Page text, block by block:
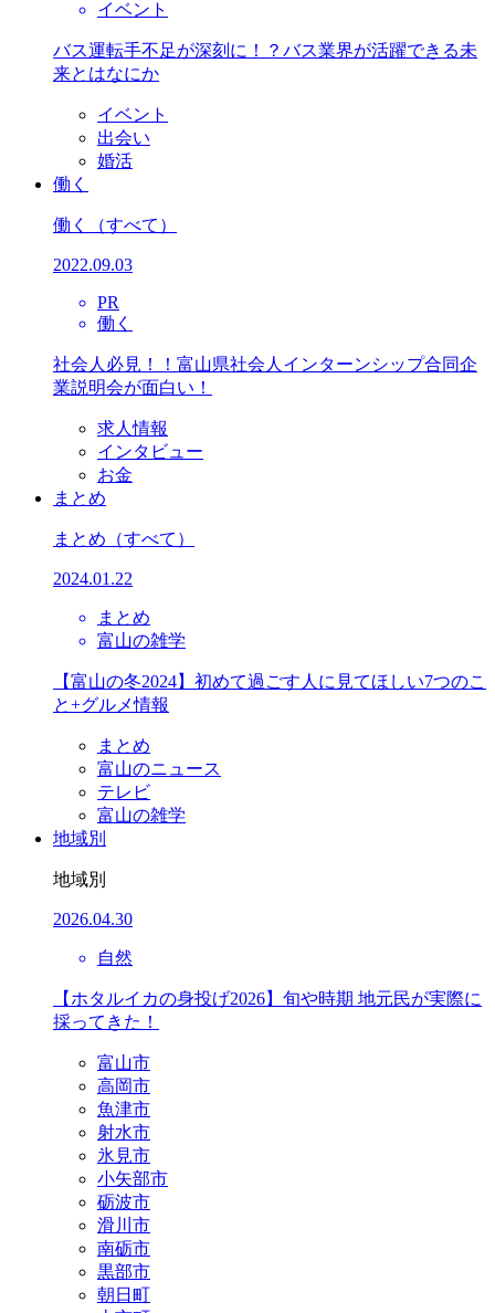
イベント
バス運転手不足が深刻に！？バス業界が活躍できる未
来とはなにか
イベント
出会い
婚活
働く
働く （すべて）
2022.09.03
PR
働く
社会人必見！！富山県社会人インターンシップ合同企
業説明会が面白い！
求人情報
インタビュー
お金
まとめ
まとめ （すべて）
2024.01.22
まとめ
富山の雑学
【富山の冬2024】初めて過ごす人に見てほしい7つのこ
と+グルメ情報
まとめ
富山のニュース
テレビ
富山の雑学
地域別
地域別
2026.04.30
自然
【ホタルイカの身投げ2026】旬や時期 地元民が実際に
採ってきた！
富山市
高岡市
魚津市
射水市
氷見市
小矢部市
砺波市
滑川市
南砺市
黒部市
朝日町